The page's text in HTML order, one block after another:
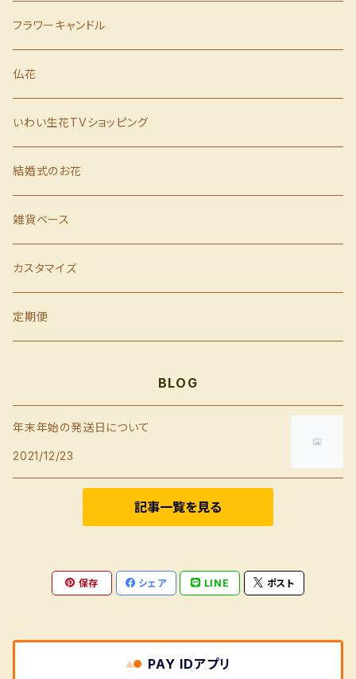
誕生日
歓送迎会
クリスマス
お歳暮
お見舞い
胡蝶蘭
フラワーキャンドル
仏花
いわい生花TVショッピング
結婚式のお花
雑貨ベース
カスタマイズ
定期便
BLOG
年末年始の発送日について
2021/12/23
記事一覧を見る
保存 シェア LINE ポスト
PAY IDアプリ